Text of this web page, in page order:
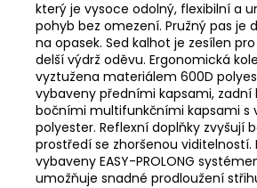
který je vysoce odolný, flexibilní a
pohyb bez omezení. Pružný pas je
na opasek. Sed kalhot je zesílen
delší výdrž oděvu. Ergonomická
vyztužena materiálem 600D
vybaveny předními kapsami, zadní
bočními multifunkčními kapsami s
polyester. Reflexní doplňky zvyšují
prostředí se zhoršenou viditelností.
vybaveny EASY-PROLONG
umožňuje snadné prodloužení